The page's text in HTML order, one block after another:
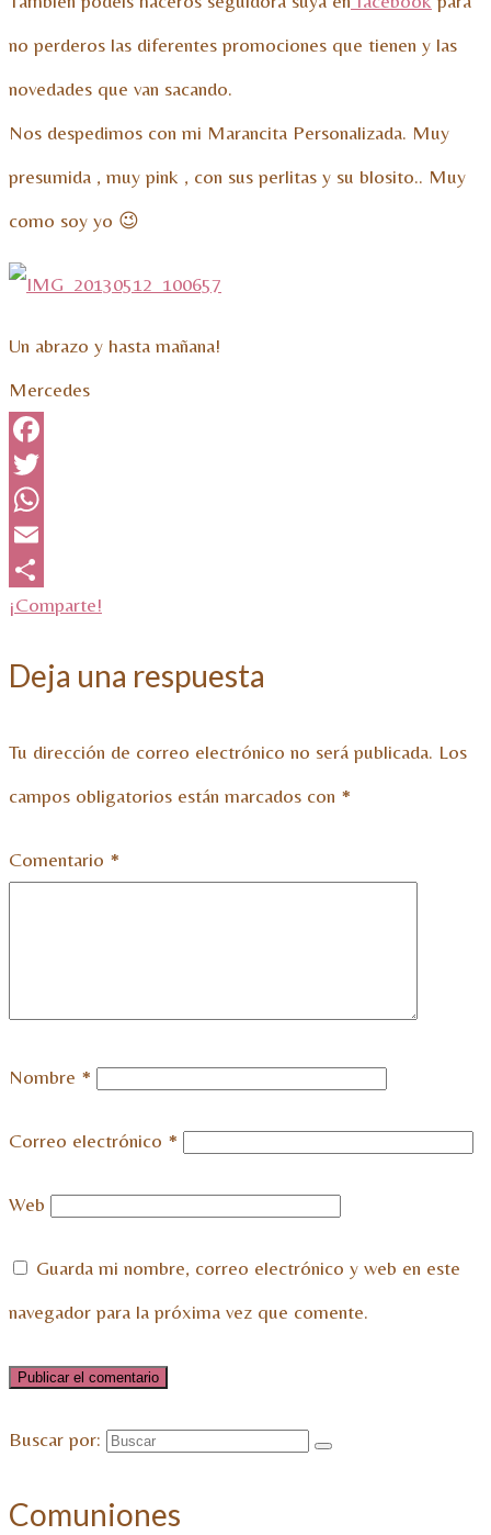
no perderos las diferentes promociones que tienen y las
novedades que van sacando.
Nos despedimos con mi Marancita Personalizada. Muy
presumida , muy pink , con sus perlitas y su blosito.. Muy
como soy yo 😉
Un abrazo y hasta mañana!
Mercedes
Facebook
Twitter
WhatsApp
Email
¡Comparte!
Deja una respuesta
Tu dirección de correo electrónico no será publicada. Los
campos obligatorios están marcados con *
Comentario *
Nombre *
Correo electrónico *
Web
Guarda mi nombre, correo electrónico y web en este
navegador para la próxima vez que comente.
Buscar por:
Comuniones